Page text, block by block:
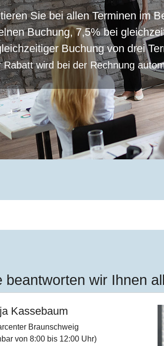
Sie bei allen Terminen im
Buchung, 7,5% bei
Buchung von drei
Rabatt wird bei der Rechnung
beantworten wir Ihnen
Kassebaum
Braunschweig
von 8:00 bis 12:00 Uhr)